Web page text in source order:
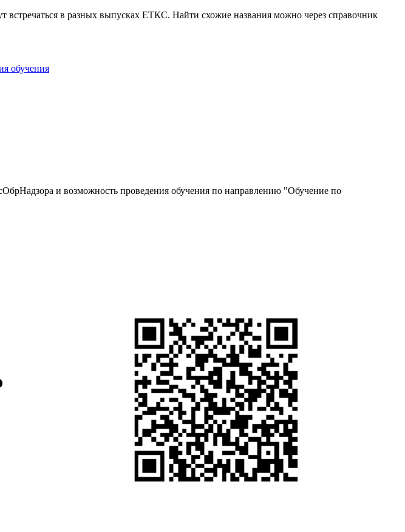
в разных выпусках ЕТКС. Найти схожие названия можно через справочник
обучения
и возможность проведения обучения по направлению "Обучение по